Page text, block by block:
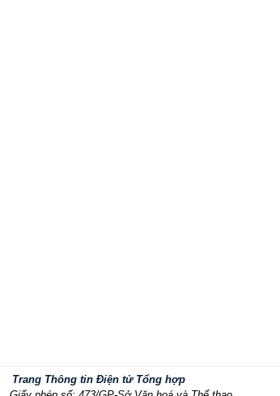
Trang Thông tin Điện tử Tổng hợp